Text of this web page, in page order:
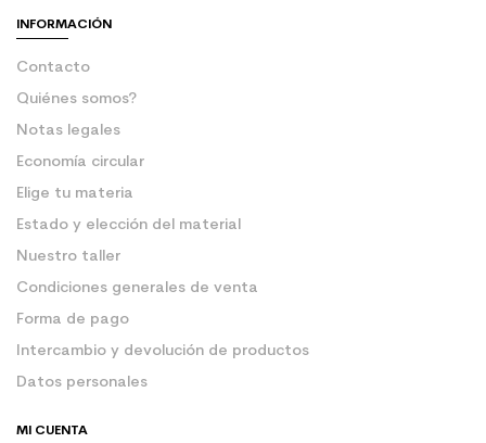
INFORMACIÓN
Contacto
Quiénes somos?
Notas legales
Economía circular
Elige tu materia
Estado y elección del material
Nuestro taller
Condiciones generales de venta
Forma de pago
Intercambio y devolución de productos
Datos personales
MI CUENTA